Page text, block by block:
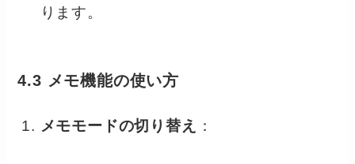
ります。
4.3 メモ機能の使い方
メモモードの切り替え ：